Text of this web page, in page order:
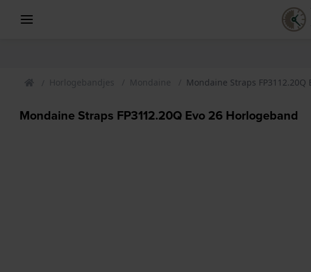
Horlogebandjes Mondaine Mondaine Straps FP3112.20Q
Mondaine Straps FP3112.20Q Evo 26 Horlogeband